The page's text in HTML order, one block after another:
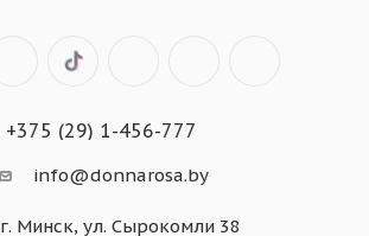
+375 (29) 1-456-777
info@donnarosa.by
г. Минск, ул. Сырокомли 38